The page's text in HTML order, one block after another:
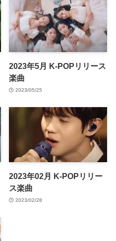
2023年5月 K-POPリリース
楽曲
2023/05/25
2023年02月 K-POPリリー
ス楽曲
2023/02/28